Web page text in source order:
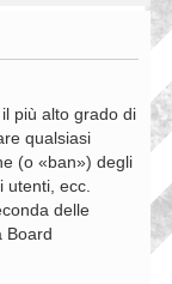
più alto grado di
qualsiasi
(o «ban») degli
ecc.
delle
Board